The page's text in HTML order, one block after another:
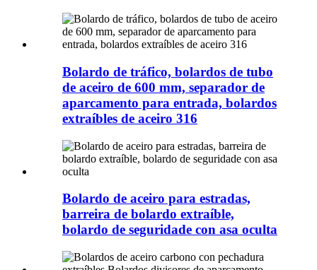
Bolardo de tráfico, bolardos de tubo
de aceiro de 600 mm, separador de
aparcamento para entrada, bolardos
extraíbles de aceiro 316
Bolardo de aceiro para estradas,
barreira de bolardo extraíble,
bolardo de seguridade con asa oculta